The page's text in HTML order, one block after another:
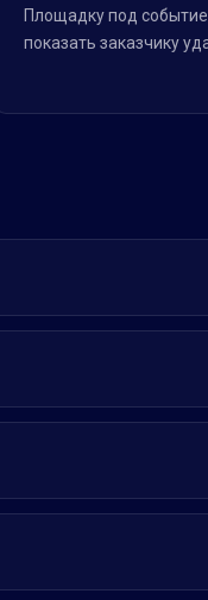
Площадку под
показать заказчику